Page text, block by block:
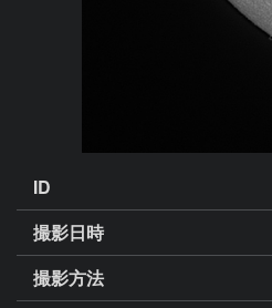
ID
撮影日時
撮影方法